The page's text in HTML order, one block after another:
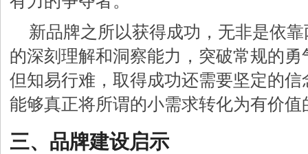
新品牌之所以获得成功，无非是依
的深刻理解和洞察能力，突破常规的
但知易行难，取得成功还需要坚定的
能够真正将所谓的小需求转化为有价值
三、品牌建设启示